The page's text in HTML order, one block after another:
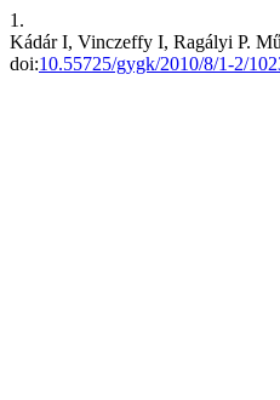
1.
Kádár I, Vinczeffy I, Ragályi P.
doi:10.55725/gygk/2010/8/1-2/